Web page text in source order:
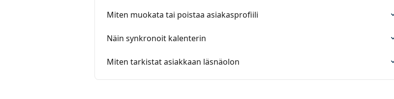
Miten muokata tai poistaa asiakasprofiili
Näin synkronoit kalenterin
Miten tarkistat asiakkaan läsnäolon